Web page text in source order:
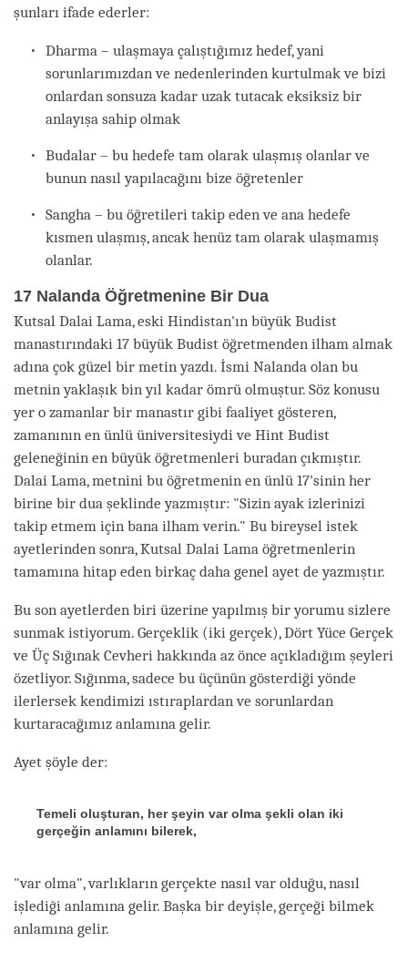
şunları ifade ederler:
Dharma – ulaşmaya çalıştığımız hedef, yani
sorunlarımızdan ve nedenlerinden kurtulmak ve bizi
onlardan sonsuza kadar uzak tutacak eksiksiz bir
anlayışa sahip olmak
Budalar – bu hedefe tam olarak ulaşmış olanlar ve
bunun nasıl yapılacağını bize öğretenler
Sangha – bu öğretileri takip eden ve ana hedefe
kısmen ulaşmış, ancak henüz tam olarak ulaşmamış
olanlar.
17 Nalanda Öğretmenine Bir Dua
Kutsal Dalai Lama, eski Hindistan'ın büyük Budist
manastırındaki 17 büyük Budist öğretmenden ilham almak
adına çok güzel bir metin yazdı. İsmi Nalanda olan bu
metnin yaklaşık bin yıl kadar ömrü olmuştur. Söz konusu
yer o zamanlar bir manastır gibi faaliyet gösteren,
zamanının en ünlü üniversitesiydi ve Hint Budist
geleneğinin en büyük öğretmenleri buradan çıkmıştır.
Dalai Lama, metnini bu öğretmenin en ünlü 17'sinin her
birine bir dua şeklinde yazmıştır: "Sizin ayak izlerinizi
takip etmem için bana ilham verin." Bu bireysel istek
ayetlerinden sonra, Kutsal Dalai Lama öğretmenlerin
tamamına hitap eden birkaç daha genel ayet de yazmıştır.
Bu son ayetlerden biri üzerine yapılmış bir yorumu sizlere
sunmak istiyorum. Gerçeklik (iki gerçek), Dört Yüce Gerçek
ve Üç Sığınak Cevheri hakkında az önce açıkladığım şeyleri
özetliyor. Sığınma, sadece bu üçünün gösterdiği yönde
ilerlersek kendimizi ıstıraplardan ve sorunlardan
kurtaracağımız anlamına gelir.
Ayet şöyle der:
Temeli oluşturan, her şeyin var olma şekli olan iki
gerçeğin anlamını bilerek,
"var olma", varlıkların gerçekte nasıl var olduğu, nasıl
işlediği anlamına gelir. Başka bir deyişle, gerçeği bilmek
anlamına gelir.